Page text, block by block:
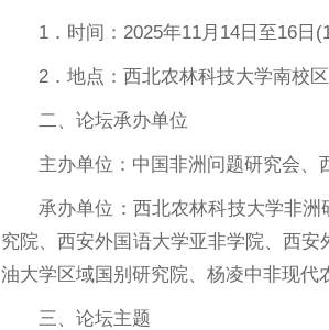
1．时间：2025年11月14日至16日
2．地点：西北农林科技大学南校区
二、论坛承办单位
主办单位：中国非洲问题研究会、
承办单位：西北农林科技大学非
究院、西安外国语大学亚非学院、西
油大学区域国别研究院、杨凌中非现代
三、论坛主题